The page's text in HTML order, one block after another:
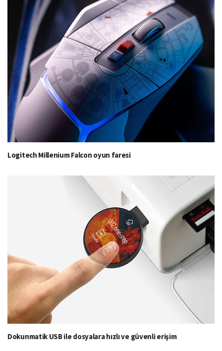
Logitech Millenium Falcon oyun faresi
Dokunmatik USB ile dosyalara hızlı ve güvenli erişim